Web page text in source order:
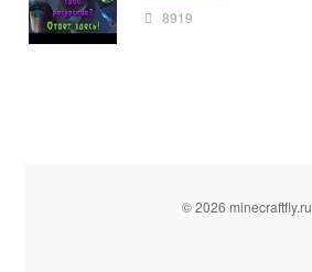
8919
© 2026 minecraftfly.ru